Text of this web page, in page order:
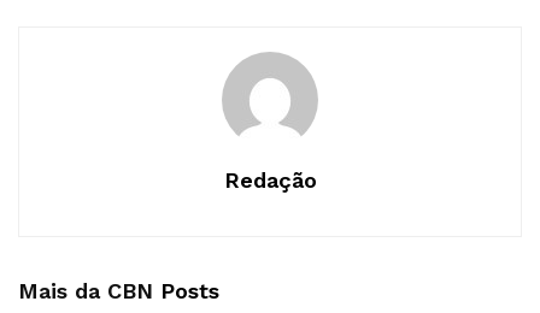
Redação
Mais da CBN Posts